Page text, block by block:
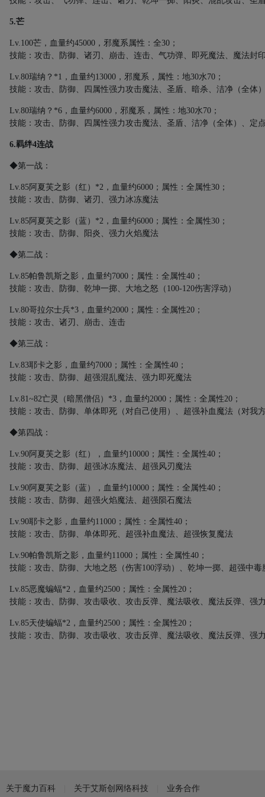
5.芒
Lv.100芒，血量约45000 ，邪魔系属性：全30 ；
技能：攻击、防御、诸刃、崩击、连击、气功弹、即死魔法、魔法封
Lv.80瑞纳？ *1 ，血量约13000 ，邪魔系，属性：地30水70 ；
技能：攻击、防御、四属性强力攻击魔法、圣盾、暗杀、洁净（全体
Lv.80瑞纳？ *6 ，血量约6000 ，邪魔系，属性：地30水70 ；
技能：攻击、防御、四属性强力攻击魔法、圣盾、洁净（全体）、定
6.羁绊4连战
◆第一战：
Lv.85阿夏芙之影（红） *2 ，血量约6000 ；属性：全属性30 ；
技能：攻击、防御、诸刃、强力冰冻魔法
Lv.85阿夏芙之影（蓝） *2 ，血量约6000 ；属性：全属性30 ；
技能：攻击、防御、阳炎、强力火焰魔法
◆第二战：
Lv.85帕鲁凯斯之影，血量约7000 ；属性：全属性40 ；
技能：攻击、防御、乾坤一掷、大地之怒（ 100-120伤害浮动）
Lv.80哥拉尔士兵*3 ，血量约2000 ；属性：全属性20 ；
技能：攻击、诸刃、崩击、连击
◆第三战：
Lv.83耶卡之影，血量约7000 ；属性：全属性40 ；
技能：攻击、防御、超强混乱魔法、强力即死魔法
Lv.81~82亡灵（暗黑僧侣） *3 ，血量约2000 ；属性：全属性20 ；
技能：攻击、防御、单体即死（对自己使用）、超强补血魔法（对我
◆第四战：
Lv.90阿夏芙之影（红），血量约10000 ；属性：全属性40 ；
技能：攻击、防御、超强冰冻魔法、超强风刃魔法
Lv.90阿夏芙之影（蓝），血量约10000 ；属性：全属性40 ；
技能：攻击、防御、超强火焰魔法、超强陨石魔法
Lv.90耶卡之影，血量约11000 ；属性：全属性40 ；
技能：攻击、防御、单体即死、超强补血魔法、超强恢复魔法
Lv.90帕鲁凯斯之影，血量约11000 ；属性：全属性40 ；
技能：攻击、防御、大地之怒（伤害100浮动）、乾坤一掷、超强中毒
Lv.85恶魔蝙蝠*2 ，血量约2500 ；属性：全属性20 ；
技能：攻击、防御、攻击吸收、攻击反弹、魔法吸收、魔法反弹、强
Lv.85天使蝙蝠*2 ，血量约2500 ；属性：全属性20 ；
技能：攻击、防御、攻击吸收、攻击反弹、魔法吸收、魔法反弹、强
关于魔力百科 关于艾斯创网络科技 业务合作